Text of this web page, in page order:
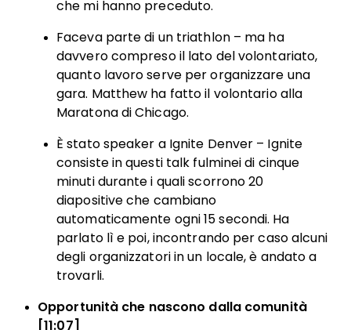
che mi hanno preceduto.
Faceva parte di un triathlon – ma ha
davvero compreso il lato del volontariato,
quanto lavoro serve per organizzare una
gara. Matthew ha fatto il volontario alla
Maratona di Chicago.
È stato speaker a Ignite Denver – Ignite
consiste in questi talk fulminei di cinque
minuti durante i quali scorrono 20
diapositive che cambiano
automaticamente ogni 15 secondi. Ha
parlato lì e poi, incontrando per caso alcuni
degli organizzatori in un locale, è andato a
trovarli.
Opportunità che nascono dalla comunità
[11:07]